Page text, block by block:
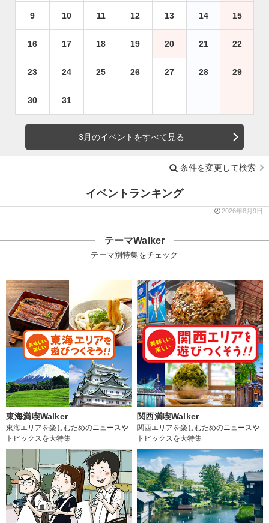
9 10 11 12 13 14 15
16 17 18 19 20 21 22
23 24 25 26 27 28 29
30 31
3月のイベントをすべて見る
条件を変更して検索
イベントランキング
2026年8月9日
テーマWalker
テーマ別特集をチェック
東海満喫Walker
東海エリアを楽しむためのニュースや
トピックスを大特集
関西満喫Walker
関西エリアを楽しむためのニュースや
トピックスを大特集